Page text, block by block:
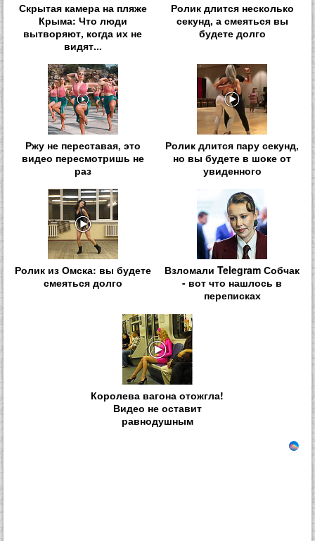
Скрытая камера на пляже
Крыма: Что люди
вытворяют, когда их не
видят...
Ролик длится несколько
секунд, а смеяться вы
будете долго
Ржу не переставая, это
видео пересмотришь не
раз
Ролик длится пару секунд,
но вы будете в шоке от
увиденного
Ролик из Омска: вы будете
смеяться долго
Взломали Telegram Собчак
- вот что нашлось в
переписках
Королева вагона отожгла!
Видео не оставит
равнодушным